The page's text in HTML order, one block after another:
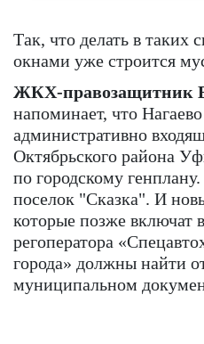
Так, что делать в таких
окнами уже строится
ЖКХ-правозащитник
напоминает, что
административно
Октябрьского района
по городскому
поселок "Сказка". И
которые позже включат
регоператора
города» должны найти
муниципальном